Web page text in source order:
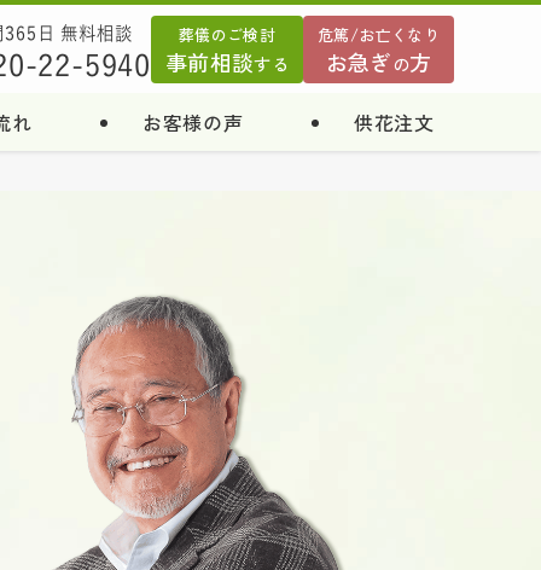
れ お客様の声 供花注文
365日 無料相談
22-5940
葬儀のご検討
事前相談する
危篤/お亡くなり
お急ぎの方